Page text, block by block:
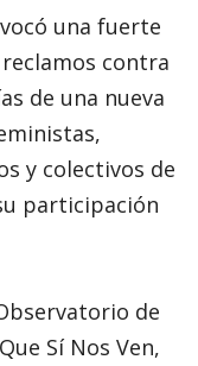
una fuerte
contra
de una nueva
y colectivos de
participación
de
Sí Nos Ven,